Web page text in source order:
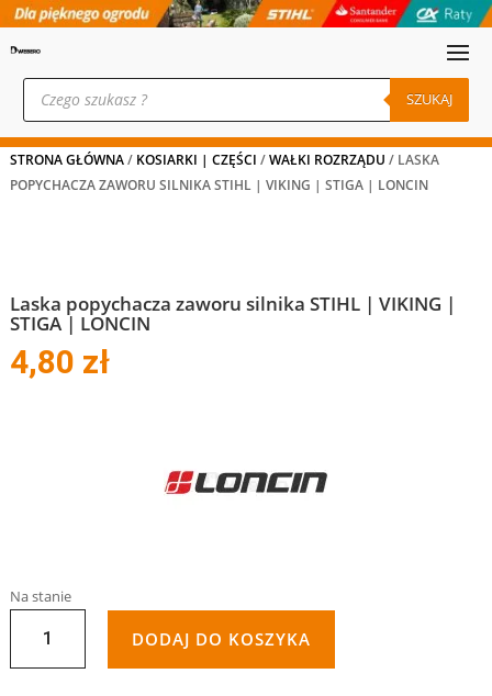
Wyszukiwarka
produktów SZUKAJ
STRONA GŁÓWNA/ KOSIARKI | CZĘŚCI /WAŁKI ROZRZĄDU / LASKA
POPYCHACZA ZAWORU SILNIKA STIHL | VIKING | STIGA | LONCIN
Laska popychacza zaworu silnika STIHL | VIKING |
STIGA | LONCIN
4,80 zł
Na stanie
ILOŚĆ
LASKA
DODAJ DO KOSZYKA